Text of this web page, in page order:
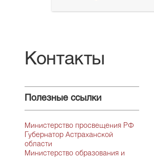
Контакты
Полезные ссылки
Министерство просвещения РФ
Губернатор Астраханской
области
Министерство образования и